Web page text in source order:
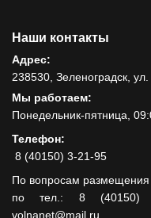
Наши контакты
Адрес:
238530, Зеленоградск,
Мы работаем:
Понедельник-пятница,
Телефон:
8 (40150) 3-21-95
По вопросам
по тел.: 8 (40150)
volnanet@mail.ru